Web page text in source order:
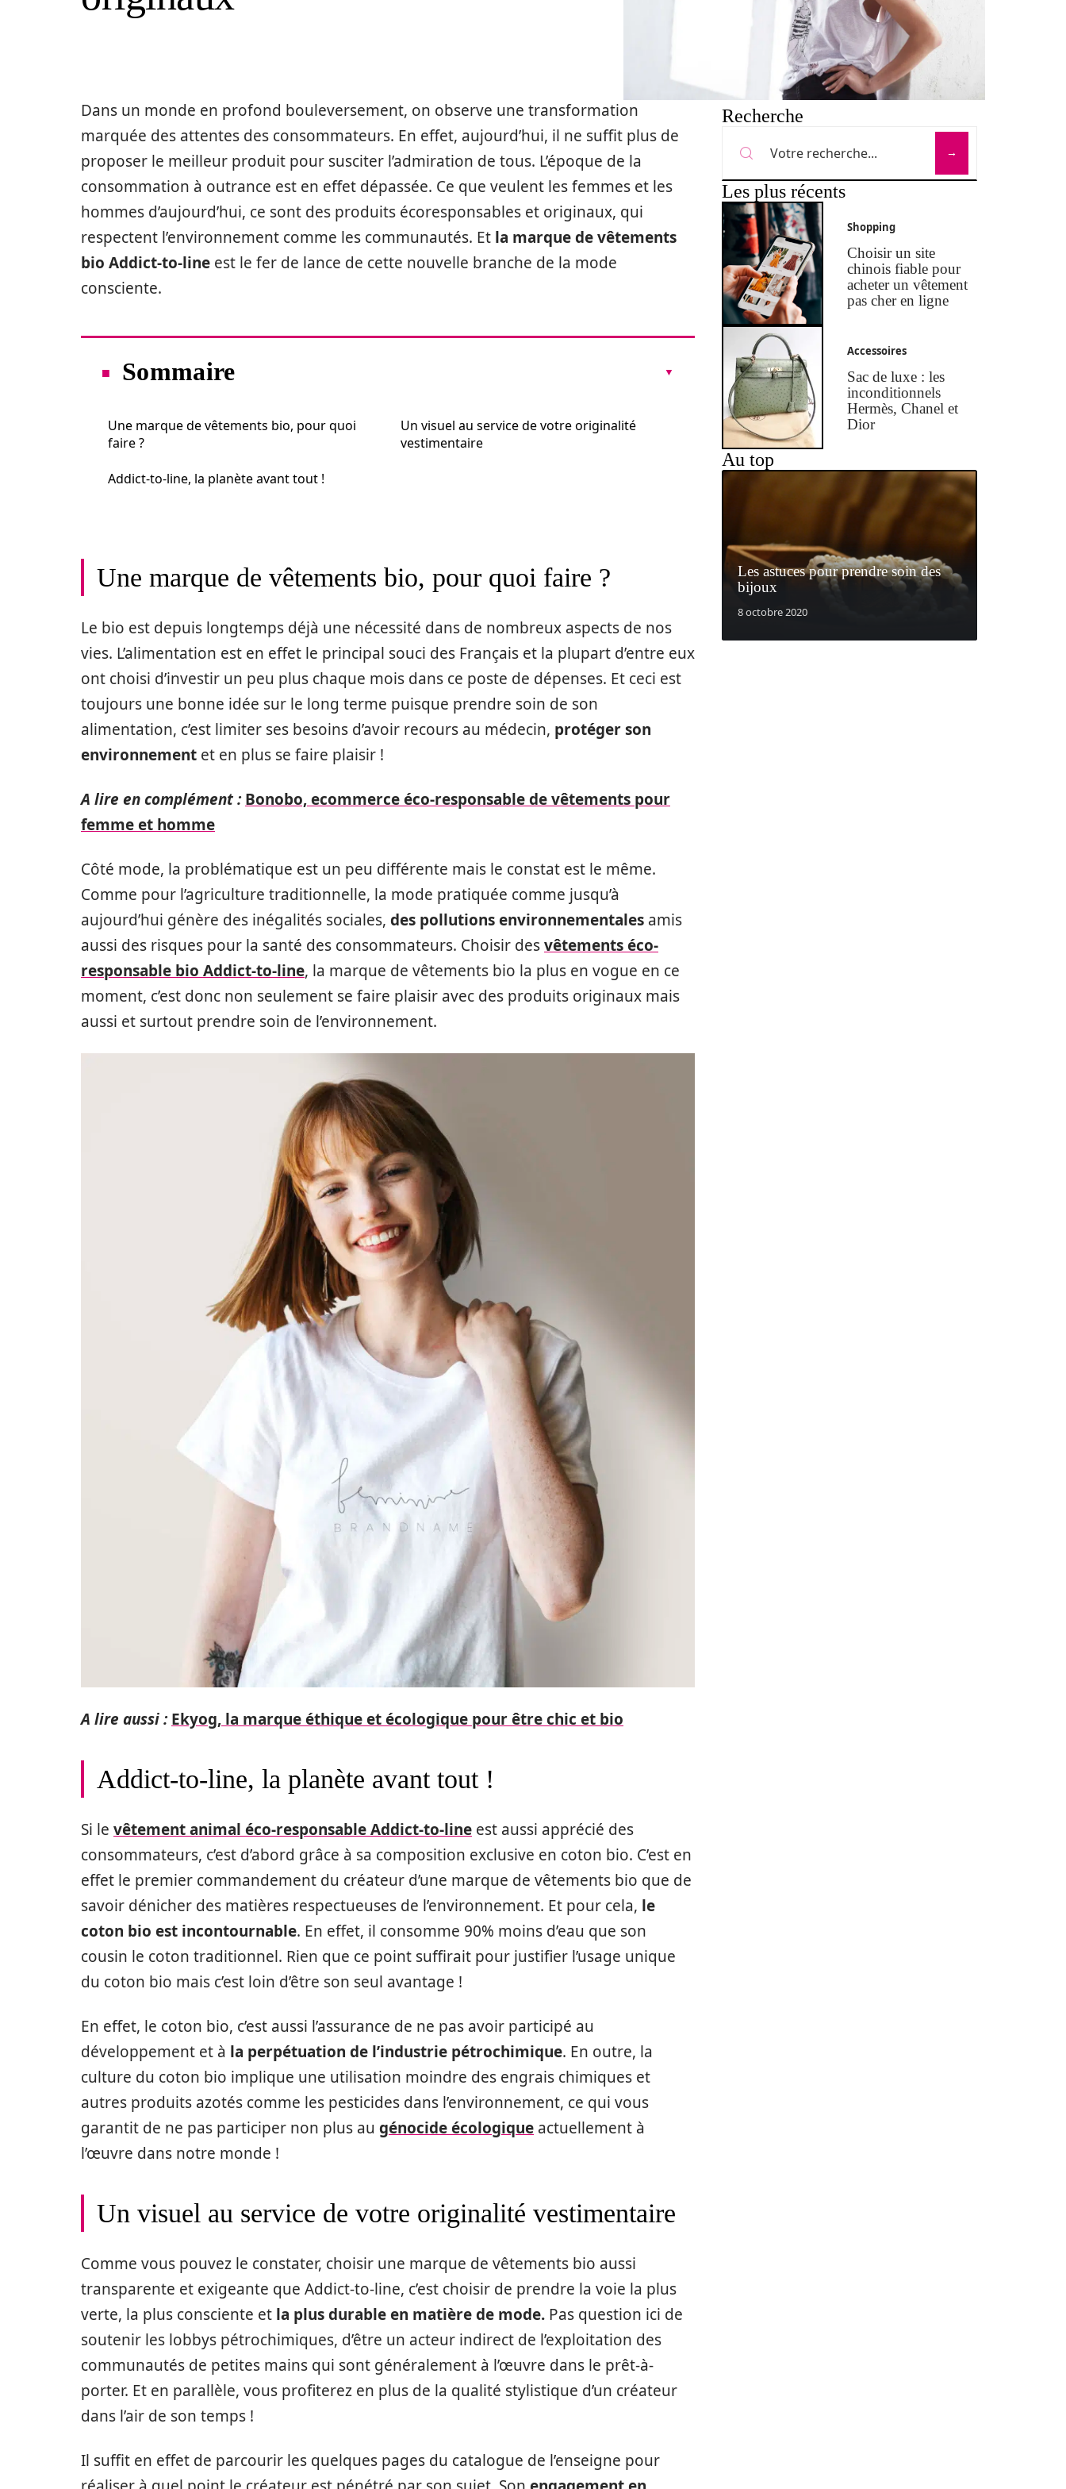
Dans un monde en profond bouleversement, on observe une transformation
marquée des attentes des consommateurs. En effet, aujourd’hui, il ne suffit plus de
proposer le meilleur produit pour susciter l’admiration de tous. L’époque de la
consommation à outrance est en effet dépassée. Ce que veulent les femmes et les
hommes d’aujourd’hui, ce sont des produits écoresponsables et originaux, qui
respectent l’environnement comme les communautés. Et la marque de vêtements
bio Addict-to-line est le fer de lance de cette nouvelle branche de la mode
consciente.
Sommaire
Une marque de vêtements bio, pour quoi
faire ?
Addict-to-line, la planète avant tout !
Un visuel au service de votre originalité
vestimentaire
Une marque de vêtements bio, pour quoi faire ?
Le bio est depuis longtemps déjà une nécessité dans de nombreux aspects de nos
vies. L’alimentation est en effet le principal souci des Français et la plupart d’entre eux
ont choisi d’investir un peu plus chaque mois dans ce poste de dépenses. Et ceci est
toujours une bonne idée sur le long terme puisque prendre soin de son
alimentation, c’est limiter ses besoins d’avoir recours au médecin, protéger son
environnement et en plus se faire plaisir !
A lire en complément : Bonobo, ecommerce éco-responsable de vêtements pour
femme et homme
Côté mode, la problématique est un peu différente mais le constat est le même.
Comme pour l’agriculture traditionnelle, la mode pratiquée comme jusqu’à
aujourd’hui génère des inégalités sociales, des pollutions environnementales amis
aussi des risques pour la santé des consommateurs. Choisir desvêtements éco-
responsable bio Addict-to-line, la marque de vêtements bio la plus en vogue en ce
moment, c’est donc non seulement se faire plaisir avec des produits originaux mais
aussi et surtout prendre soin de l’environnement.
A lire aussi : Ekyog, la marque éthique et écologique pour être chic et bio
Addict-to-line, la planète avant tout !
Si le vêtement animal éco-responsable Addict-to-line est aussi apprécié des
consommateurs, c’est d’abord grâce à sa composition exclusive en coton bio. C’est en
effet le premier commandement du créateur d’une marque de vêtements bio que de
savoir dénicher des matières respectueuses de l’environnement. Et pour cela, le
coton bio est incontournable. En effet, il consomme 90% moins d’eau que son
cousin le coton traditionnel. Rien que ce point suffirait pour justifier l’usage unique
du coton bio mais c’est loin d’être son seul avantage !
En effet, le coton bio, c’est aussi l’assurance de ne pas avoir participé au
développement et à la perpétuation de l’industrie pétrochimique. En outre, la
culture du coton bio implique une utilisation moindre des engrais chimiques et
autres produits azotés comme les pesticides dans l’environnement, ce qui vous
garantit de ne pas participer non plus au génocide écologique actuellement à
l’œuvre dans notre monde !
Un visuel au service de votre originalité vestimentaire
Comme vous pouvez le constater, choisir une marque de vêtements bio aussi
transparente et exigeante que Addict-to-line, c’est choisir de prendre la voie la plus
verte, la plus consciente et la plus durable en matière de mode. Pas question ici de
soutenir les lobbys pétrochimiques, d’être un acteur indirect de l’exploitation des
communautés de petites mains qui sont généralement à l’œuvre dans le prêt-à-
porter. Et en parallèle, vous profiterez en plus de la qualité stylistique d’un créateur
dans l’air de son temps !
Il suffit en effet de parcourir les quelques pages du catalogue de l’enseigne pour
Recherche
Les plus récents
Shopping
Choisir un site
chinois fiable pour
acheter un vêtement
pas cher en ligne
Accessoires
Sac de luxe : les
inconditionnels
Hermès, Chanel et
Dior
Au top
Les astuces pour prendre soin des
bijoux
8 octobre 2020